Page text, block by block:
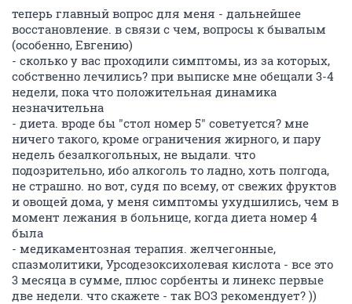
теперь главный вопрос для меня - дальнейшее
восстановление. в связи с чем, вопросы к бывалым
(особенно, Евгению)
- сколько у вас проходили симптомы, из за которых,
собственно лечились? при выписке мне обещали 3-4
недели, пока что положительная динамика
незначительна
- диета. вроде бы "стол номер 5" советуется? мне
ничего такого, кроме ограничения жирного, и пару
недель безалкогольных, не выдали. что
подозрительно, ибо алкоголь то ладно, хоть полгода,
не страшно. но вот, судя по всему, от свежих фруктов
и овощей дома, у меня симптомы ухудшились, чем в
момент лежания в больнице, когда диета номер 4
была
- медикаментозная терапия. желчегонные,
спазмолитики, Урсодезоксихолевая кислота - все это
3 месяца в сумме, плюс сорбенты и линекс первые
две недели. что скажете - так ВОЗ рекомендует? ))